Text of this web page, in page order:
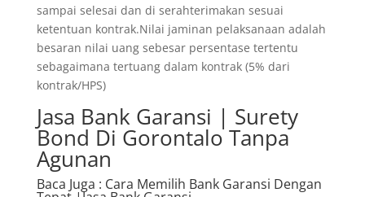
sampai selesai dan di serahterimakan sesuai
ketentuan kontrak.Nilai jaminan pelaksanaan adalah
besaran nilai uang sebesar persentase tertentu
sebagaimana tertuang dalam kontrak (5% dari
kontrak/HPS)
Jasa Bank Garansi | Surety
Bond Di Gorontalo Tanpa
Agunan
Baca Juga : Cara Memilih Bank Garansi Dengan